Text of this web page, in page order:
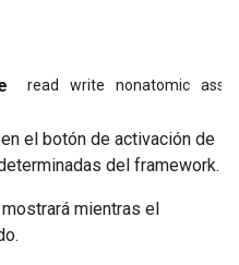
read write nonatomic
el botón de activación de
del framework.
mientras el